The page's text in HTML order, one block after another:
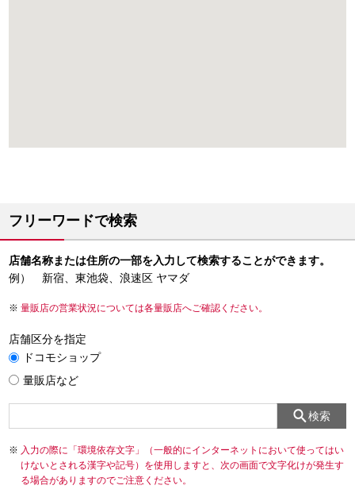
フリーワードで検索
店舗名称または住所の一部を入力して検索することができます。
例） 新宿、東池袋、浪速区 ヤマダ
量販店の営業状況については各量販店へご確認ください。
店舗区分を指定
ドコモショップ
量販店など
検索
入力の際に「環境依存文字」（一般的にインターネットにおいて使ってはい
けないとされる漢字や記号）を使用しますと、次の画面で文字化けが発生す
る場合がありますのでご注意ください。